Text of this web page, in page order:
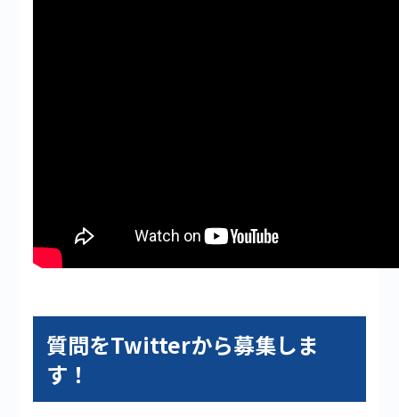
質問をTwitterから募集しま
す！